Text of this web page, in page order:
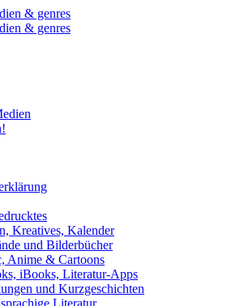
Kreatives, Kalender
und Bilderbücher
Anime & Cartoons
iBooks, Literatur-Apps
und Kurzgeschichten
Literatur